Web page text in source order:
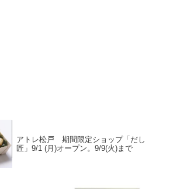
アトレ松戸 期間限定ショップ「だし
匠」9/1 (月)オープン。9/9(火)まで